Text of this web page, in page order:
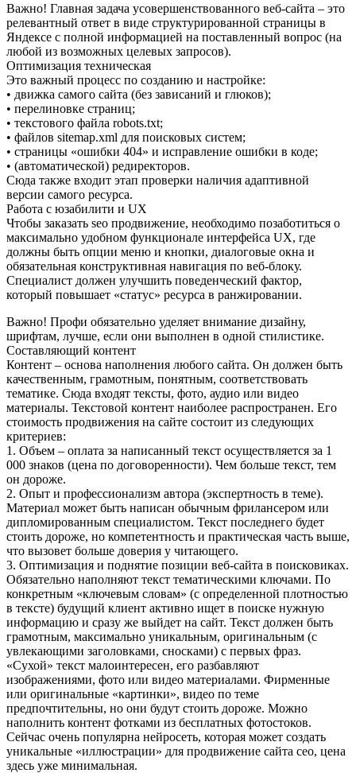
Важно! Главная задача усовершенствованного веб-сайта – это
релевантный ответ в виде структурированной страницы в
Яндексе с полной информацией на поставленный вопрос (на
любой из возможных целевых запросов).
Оптимизация техническая
Это важный процесс по созданию и настройке:
• движка самого сайта (без зависаний и глюков);
• перелиновке страниц;
• текстового файла robots.txt;
• файлов sitemap.xml для поисковых систем;
• страницы «ошибки 404» и исправление ошибки в коде;
• (автоматической) редиректоров.
Сюда также входит этап проверки наличия адаптивной
версии самого ресурса.
Работа с юзабилити и UX
Чтобы заказать seo продвижение, необходимо позаботиться о
максимально удобном функционале интерфейса UX, где
должны быть опции меню и кнопки, диалоговые окна и
обязательная конструктивная навигация по веб-блоку.
Специалист должен улучшить поведенческий фактор,
который повышает «статус» ресурса в ранжировании.
Важно! Профи обязательно уделяет внимание дизайну,
шрифтам, лучше, если они выполнен в одной стилистике.
Составляющий контент
Контент – основа наполнения любого сайта. Он должен быть
качественным, грамотным, понятным, соответствовать
тематике. Сюда входят тексты, фото, аудио или видео
материалы. Текстовой контент наиболее распространен. Его
стоимость продвижения на сайте состоит из следующих
критериев:
1. Объем – оплата за написанный текст осуществляется за 1
000 знаков (цена по договоренности). Чем больше текст, тем
он дороже.
2. Опыт и профессионализм автора (экспертность в теме).
Материал может быть написан обычным фрилансером или
дипломированным специалистом. Текст последнего будет
стоить дороже, но компетентность и практическая часть выше,
что вызовет больше доверия у читающего.
3. Оптимизация и поднятие позиции веб-сайта в поисковиках.
Обязательно наполняют текст тематическими ключами. По
конкретным «ключевым словам» (с определенной плотностью
в тексте) будущий клиент активно ищет в поиске нужную
информацию и сразу же выйдет на сайт. Текст должен быть
грамотным, максимально уникальным, оригинальным (с
увлекающими заголовками, сносками) с первых фраз.
«Сухой» текст малоинтересен, его разбавляют
изображениями, фото или видео материалами. Фирменные
или оригинальные «картинки», видео по теме
предпочтительны, но они будут стоить дороже. Можно
наполнить контент фотками из бесплатных фотостоков.
Сейчас очень популярна нейросеть, которая может создать
уникальные «иллюстрации» для продвижение сайта сео, цена
здесь уже минимальная.